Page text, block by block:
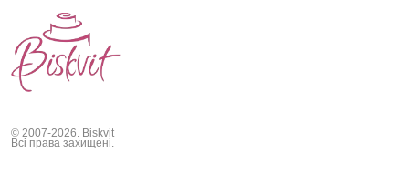
© 2007-2026. Biskvit
Всі права захищені.